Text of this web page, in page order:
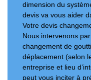
dimension du
devis va vous aider
Votre devis
Nous intervenons
changement de
déplacement (selon
entreprise et lieu
peut vous inciter à